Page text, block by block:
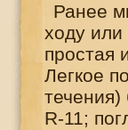
Ранее
ходу или
простая
Легкое
R-11;